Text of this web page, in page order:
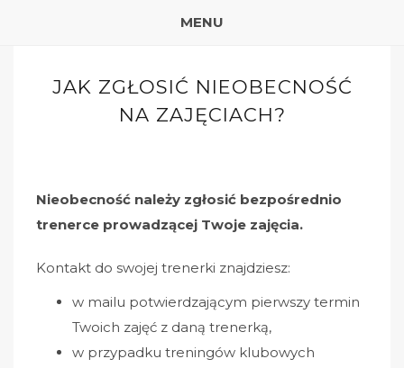
MENU
JAK ZGŁOSIĆ NIEOBECNOŚĆ
NA ZAJĘCIACH?
Nieobecność należy zgłosić bezpośrednio
trenerce prowadzącej Twoje zajęcia.
Kontakt do swojej trenerki znajdziesz:
w mailu potwierdzającym pierwszy termin
Twoich zajęć z daną trenerką,
w przypadku treningów klubowych